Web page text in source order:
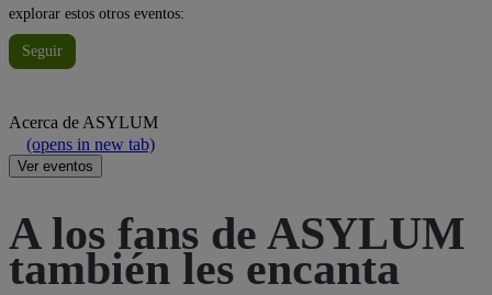
explorar estos otros eventos:
Seguir
Acerca de ASYLUM
(opens in new tab)
Ver eventos
A los fans de ASYLUM
también les encanta